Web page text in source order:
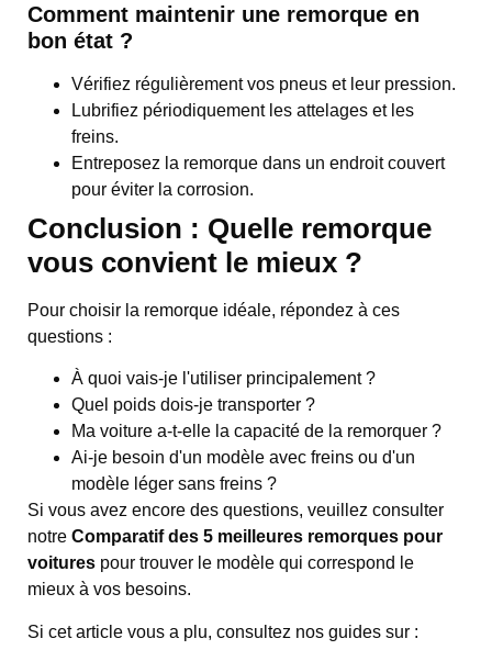
Comment maintenir une remorque en
bon état ?
Vérifiez régulièrement vos pneus et leur pression.
Lubrifiez périodiquement les attelages et les
freins.
Entreposez la remorque dans un endroit couvert
pour éviter la corrosion.
Conclusion : Quelle remorque
vous convient le mieux ?
Pour choisir la remorque idéale, répondez à ces
questions :
À quoi vais-je l'utiliser principalement ?
Quel poids dois-je transporter ?
Ma voiture a-t-elle la capacité de la remorquer ?
Ai-je besoin d'un modèle avec freins ou d'un
modèle léger sans freins ?
Si vous avez encore des questions, veuillez consulter
notre Comparatif des 5 meilleures remorques pour
voitures pour trouver le modèle qui correspond le
mieux à vos besoins.
Si cet article vous a plu, consultez nos guides sur :